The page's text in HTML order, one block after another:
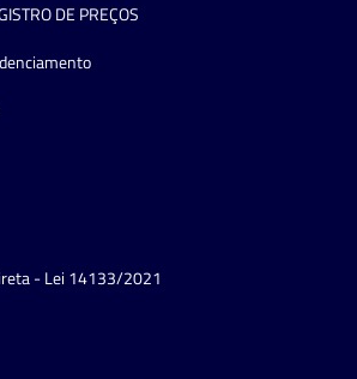
DE PREÇOS
- Lei 14133/2021